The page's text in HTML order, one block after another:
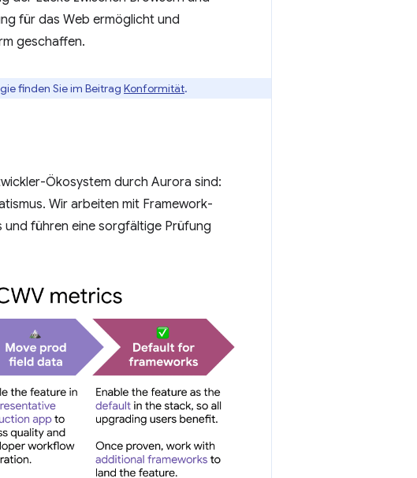
für das Web ermöglicht und
geschaffen.
finden Sie im Beitrag Konformität.
Ökosystem durch Aurora sind:
Wir arbeiten mit Framework-
und führen eine sorgfältige Prüfung